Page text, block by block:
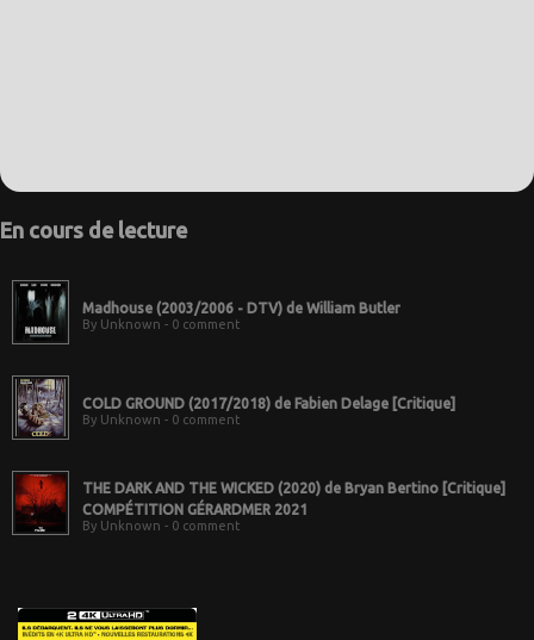
En cours de lecture
Madhouse (2003/2006 - DTV) de William Butler
By Unknown - 0 comment
COLD GROUND (2017/2018) de Fabien Delage [Critique]
By Unknown - 0 comment
THE DARK AND THE WICKED (2020) de Bryan Bertino [Critique]
COMPÉTITION GÉRARDMER 2021
By Unknown - 0 comment